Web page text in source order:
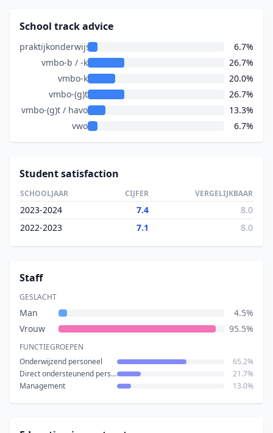
School track advice
praktijkonderwijs
6.7%
vmbo-b / -k
26.7%
vmbo-k
20.0%
vmbo-(g)t
26.7%
vmbo-(g)t / havo
13.3%
vwo
6.7%
Student satisfaction
SCHOOLJAAR CIJFER VERGELIJKBAAR
2023-2024 7.4
8.0
2022-2023
7.1 8.0
Staff
GESLACHT
Man
4.5%
Vrouw
95.5%
FUNCTIEGROEPEN
Onderwijzend personeel
65.2%
Direct ondersteunend personeel
21.7%
Management
13.0%